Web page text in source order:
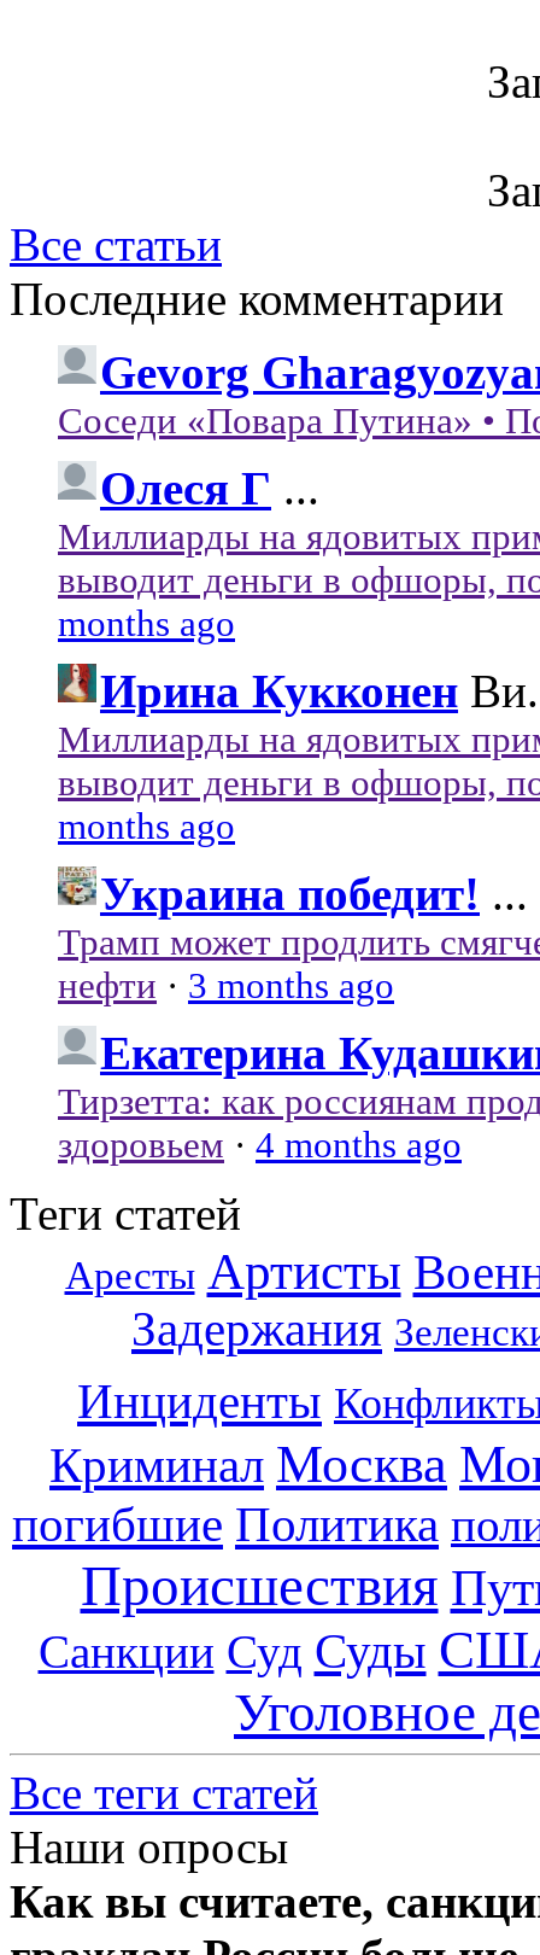
Все статьи
Последние комментарии
Gevorg
Соседи «Повара Путина» •
Олеся Г ...
Миллиарды на ядовитых
выводит деньги в офшоры,
months ago
Ирина Кукконен
Миллиарды на ядовитых
выводит деньги в офшоры,
months ago
Украина победит! ...
Трамп может продлить
нефти · 3 months ago
Екатерина
Тирзетта: как россиянам
здоровьем · 4 months ago
Теги статей
Аресты Артисты
Задержания
Инциденты
Криминал Москва
погибшие Политика
Происшествия
Санкции Суд Суды
Уголовное
Все теги статей
Наши опросы
Как вы считаете,